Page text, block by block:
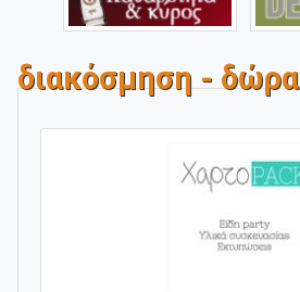
διακόσμηση - δώρα